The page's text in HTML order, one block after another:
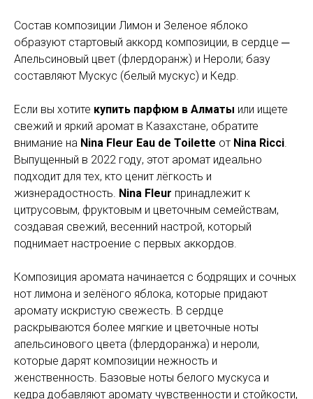
Состав композиции Лимон и Зеленое яблоко
образуют стартовый аккорд композиции, в сердце ─
Апельсиновый цвет (флердоранж) и Нероли; базу
составляют Мускус (белый мускус) и Кедр.
Если вы хотите купить парфюм в Алматы или ищете
свежий и яркий аромат в Казахстане, обратите
внимание на Nina Fleur Eau de Toilette от Nina Ricci.
Выпущенный в 2022 году, этот аромат идеально
подходит для тех, кто ценит лёгкость и
жизнерадостность. Nina Fleur принадлежит к
цитрусовым, фруктовым и цветочным семействам,
создавая свежий, весенний настрой, который
поднимает настроение с первых аккордов.
Композиция аромата начинается с бодрящих и сочных
нот лимона и зелёного яблока, которые придают
аромату искристую свежесть. В сердце
раскрываются более мягкие и цветочные ноты
апельсинового цвета (флердоранжа) и нероли,
которые дарят композиции нежность и
женственность. Базовые ноты белого мускуса и
кедра добавляют аромату чувственности и стойкости,